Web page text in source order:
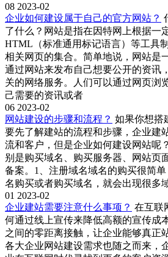
08 2023-02
企业如何建设属于自己的官方网站？
了什么？网站是指在因特网上根据一
HTML（标准通用标记语言）等工具
相关网页的集合。简单地说，网站是
通过网站来发布自己想要公开的资讯
关的网络服务。人们可以通过网页浏
己需要的资讯或者
06 2023-02
网站建设的步骤和流程？ 如果你想搭
要先了解建站的流程和步骤，企业建
流和客户，但是企业如何建设网站呢
别是购买域名、购买服务器、网站页
备案。1、注册域名域名的购买很简
名购买或者购买域名，就会出现很多
01 2023-02
企业建站需要注意什么事项？ 在互联
何通过线上宣传来降低高额的宣传成
之间的零距离接触，让企业能够真正
各大企业网站建设需求也随之而来，